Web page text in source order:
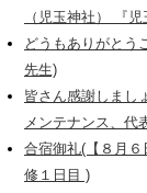
（児玉神社） 『
どうもありがとう
先生)
皆さん感謝しまし
メンテナンス、代
合宿御礼(【８月
修１日目 )